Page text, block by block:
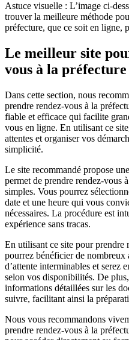
Astuce visuelle : L’image ci-
trouver la meilleure méthode
préfecture, que ce soit en ligne,
Le meilleur site
vous à la préfecture
Dans cette section, nous
prendre rendez-vous à la
fiable et efficace qui facilite
vous en ligne. En utilisant ce
attentes et organiser vos
simplicité.
Le site recommandé propose
permet de prendre rendez-vous
simples. Vous pourrez
date et une heure qui vous
nécessaires. La procédure est
expérience sans tracas.
En utilisant ce site pour prendre
pourrez bénéficier de nombreux
d’attente interminables et serez
selon vos disponibilités. De
informations détaillées sur les
suivre, facilitant ainsi la
Nous vous recommandons
prendre rendez-vous à la